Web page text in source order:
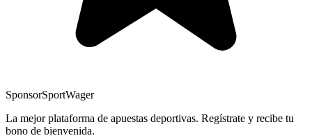
SponsorSportWager
La mejor plataforma de apuestas deportivas. Regístrate y recibe tu
bono de bienvenida.